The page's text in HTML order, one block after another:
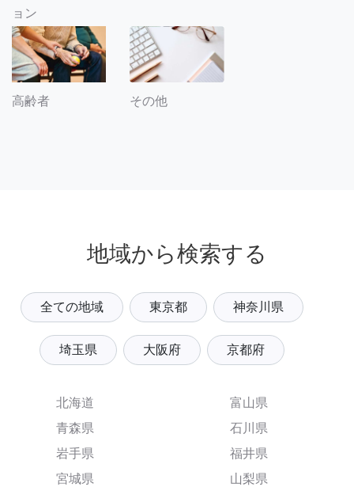
ョン
高齢者 その他
地域から検索する
全ての地域 東京都 神奈川県
埼玉県 大阪府 京都府
北海道
青森県
岩手県
宮城県
富山県
石川県
福井県
山梨県